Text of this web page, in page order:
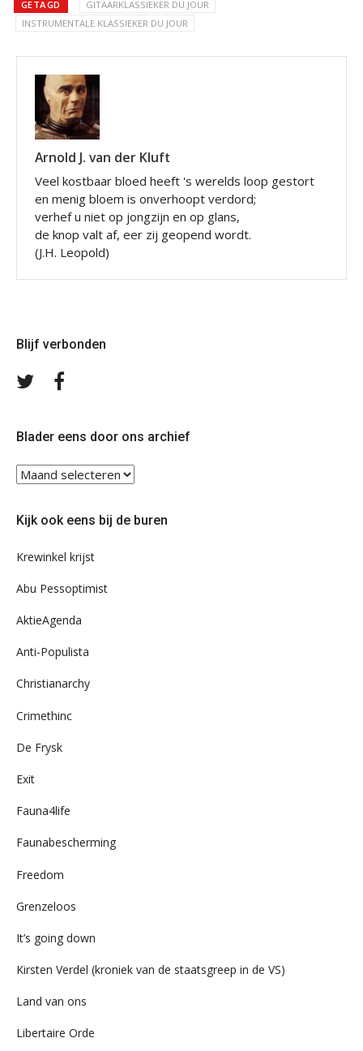
GETAGD
GITAARKLASSIEKER DU JOUR
INSTRUMENTALE KLASSIEKER DU JOUR
Arnold J. van der Kluft
Veel kostbaar bloed heeft 's werelds loop gestort
en menig bloem is onverhoopt verdord;
verhef u niet op jongzijn en op glans,
de knop valt af, eer zij geopend wordt.
(J.H. Leopold)
Blijf verbonden
Volg
Blader eens door ons archief
Blader
eens
ons
Kijk ook eens bij de buren
Krewinkel krijst
Abu Pessoptimist
AktieAgenda
Anti-Populista
Christianarchy
Crimethinc
De Frysk
Exit
Fauna4life
Faunabescherming
Freedom
Grenzeloos
It’s going down
Kirsten Verdel (kroniek van de staatsgreep in de VS)
Land van ons
Libertaire Orde